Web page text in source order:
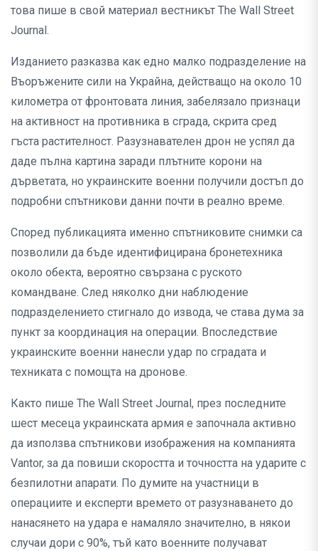
това пише в свой материал вестникът The Wall Street
Journal.
Изданието разказва как едно малко подразделение на
Въоръжените сили на Украйна, действащо на около 10
километра от фронтовата линия, забелязало признаци
на активност на противника в сграда, скрита сред
гъста растителност. Разузнавателен дрон не успял да
даде пълна картина заради плътните корони на
дърветата, но украинските военни получили достъп до
подробни спътникови данни почти в реално време.
Според публикацията именно спътниковите снимки са
позволили да бъде идентифицирана бронетехника
около обекта, вероятно свързана с руското
командване. След няколко дни наблюдение
подразделението стигнало до извода, че става дума за
пункт за координация на операции. Впоследствие
украинските военни нанесли удар по сградата и
техниката с помощта на дронове.
Както пише The Wall Street Journal, през последните
шест месеца украинската армия е започнала активно
да използва спътникови изображения на компанията
Vantor, за да повиши скоростта и точността на ударите с
безпилотни апарати. По думите на участници в
операциите и експерти времето от разузнаването до
нанасянето на удара е намаляло значително, в някои
случаи дори с 90%, тъй като военните получават